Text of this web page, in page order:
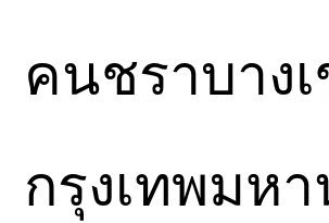
คนชราบาง
กรุงเทพมห